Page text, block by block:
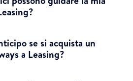
se si acquista un
a Leasing?